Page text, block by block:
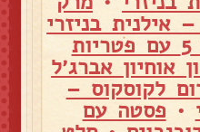
אילנית בניזרי
בשר צלי מס' 5 עם פטריות
אוחיון אברג׳ל
לקוסקוס –
• פסטה עם